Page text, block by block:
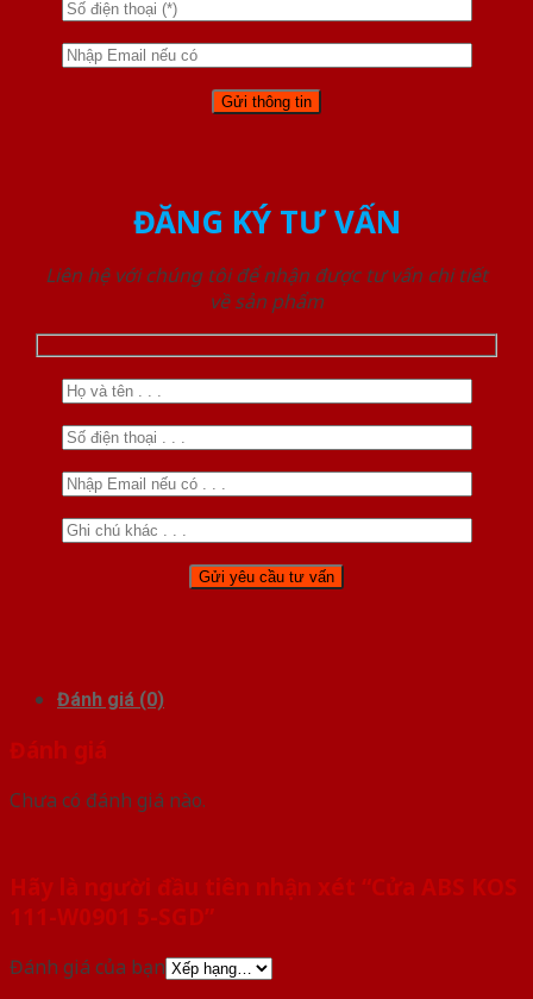
ĐĂNG KÝ TƯ VẤN
Liên hệ với chúng tôi để nhận được tư vấn chi tiết
về sản phẩm
Đánh giá (0)
Đánh giá
Chưa có đánh giá nào.
Hãy là người đầu tiên nhận xét “Cửa ABS KOS
111-W0901 5-SGD”
Đánh giá của bạn